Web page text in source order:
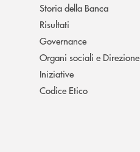
Storia della Banca
Risultati
Governance
Organi sociali e Direzione
Iniziative
Codice Etico